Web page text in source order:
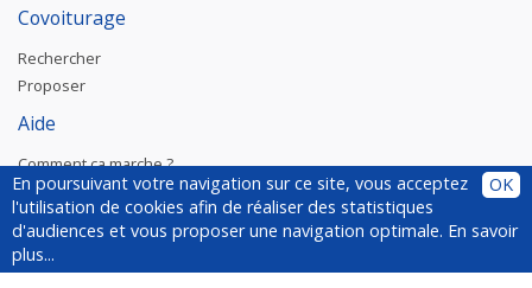
Covoiturage
Rechercher
Proposer
Aide
Comment ça marche ?
Plugin
Installer le plugin
Questions fréquentes
OK
En poursuivant votre navigation sur ce site, vous acceptez
l'utilisation de cookies afin de réaliser des statistiques
d'audiences et vous proposer une navigation optimale. En savoir
plus...